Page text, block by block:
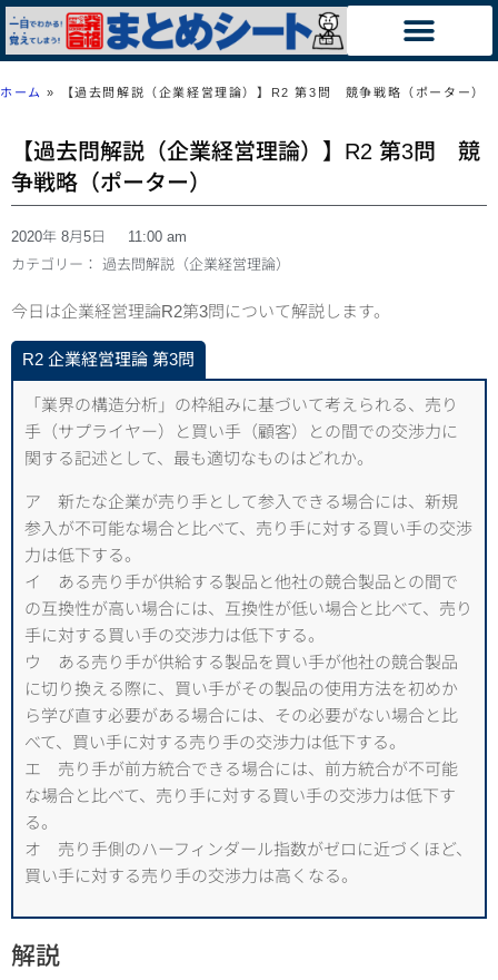
ホーム » 【過去問解説（企業経営理論）】R2 第3問 競争戦略（ポーター）
【過去問解説（企業経営理論）】R2 第3問 競
争戦略（ポーター）
2020年 8月5日
11:00 am
カテゴリー： 過去問解説（企業経営理論）
今日は企業経営理論R2第3問について解説します。
R2 企業経営理論 第3問
「業界の構造分析」の枠組みに基づいて考えられる、売り
手（サプライヤー）と買い手（顧客）との間での交渉力に
関する記述として、最も適切なものはどれか。
ア 新たな企業が売り手として参入できる場合には、新規
参入が不可能な場合と比べて、売り手に対する買い手の交渉
力は低下する。
イ ある売り手が供給する製品と他社の競合製品との間で
の互換性が高い場合には、互換性が低い場合と比べて、売り
手に対する買い手の交渉力は低下する。
ウ ある売り手が供給する製品を買い手が他社の競合製品
に切り換える際に、買い手がその製品の使用方法を初めか
ら学び直す必要がある場合には、その必要がない場合と比
べて、買い手に対する売り手の交渉力は低下する。
エ 売り手が前方統合できる場合には、前方統合が不可能
な場合と比べて、売り手に対する買い手の交渉力は低下す
る。
オ 売り手側のハーフィンダール指数がゼロに近づくほど、
買い手に対する売り手の交渉力は高くなる。
解説